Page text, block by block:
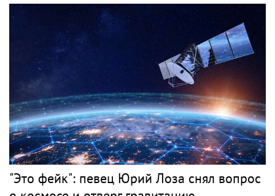
"Это фейк": певец Юрий Лоза снял вопрос